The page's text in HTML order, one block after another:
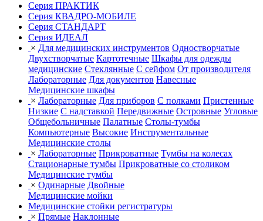
Серия ПРАКТИК
Серия КВАДРО-МОБИЛЕ
Серия СТАНДАРТ
Серия ИДЕАЛ
× Для медицинских инструментов Одностворчатые
Двухстворчатые Картотечные Шкафы для одежды
медицинские Стеклянные С сейфом От производителя
Лабораторные Для документов Навесные
Медицинские шкафы
× Лабораторные Для приборов С полками Пристенные
Низкие С надставкой Передвижные Островные Угловые
Общебольничные Палатные Столы-тумбы
Компьютерные Высокие Инструментальные
Медицинские столы
× Лабораторные Прикроватные Тумбы на колесах
Стационарные тумбы Прикроватные со столиком
Медицинские тумбы
× Одинарные Двойные
Медицинские мойки
Медицинские стойки регистратуры
× Прямые Наклонные